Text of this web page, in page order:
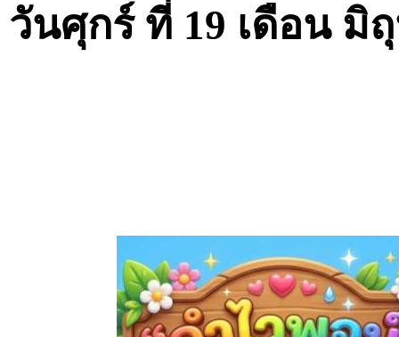
วันศุกร์ ที่ 19 เดือน มิ